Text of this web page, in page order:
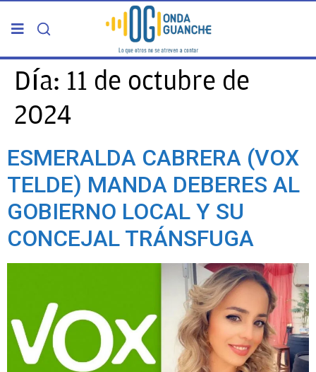
PORTADA
TELDE
GRAN CANARIA
CANARIAS
5ª COLUMNA
ENTREVISTAS
OPINIÓN
Día: 11 de octubre de
2024
ESMERALDA CABRERA (VOX
TELDE) MANDA DEBERES AL
GOBIERNO LOCAL Y SU
CONCEJAL TRÁNSFUGA